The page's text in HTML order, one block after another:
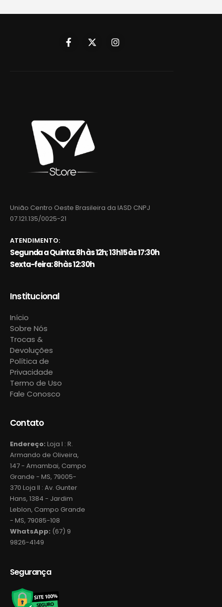
União Centro Oeste Brasileira da IASD CNPJ
07.121.135/0025-21
ATENDIMENTO:
Segunda a Quinta: 8h às 12h; 13h15 às 17:30h
Sexta-feira: 8h às 12:30h
Institucional
Início
Sobre Nós
Trocas &
Devoluções
Política de
Privacidade
Termo de Uso
Fale Conosco
Contato
Endereço: Loja I : R.
Armando de Oliveira,
147 - Amambai, Campo
Grande - MS, 79005-
370 Loja II : Av. Gunter
Hans, 1384 - Jardim
Leblon, Campo Grande
- MS, 79085-108
WhatsApp: (67) 9
9826-4149
Segurança